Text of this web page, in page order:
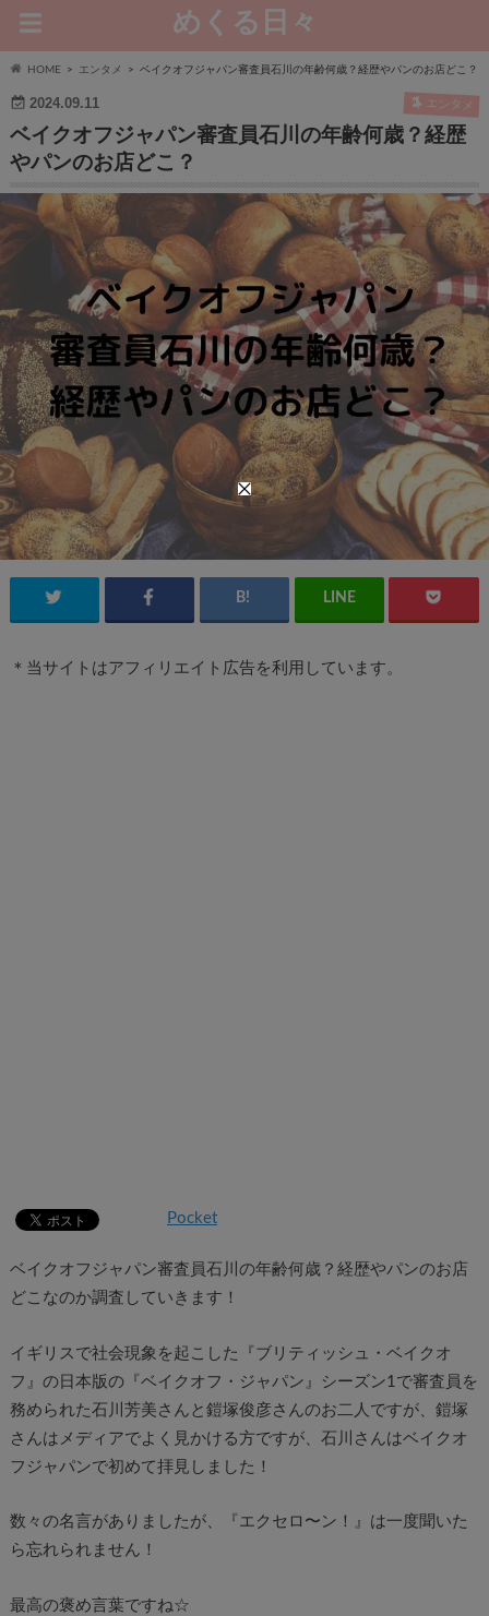
めくる日々
HOME エンタメ ベイクオフジャパン審査員石川の年齢何歳？経歴やパンのお店どこ？
2024.09.11 エンタメ
ベイクオフジャパン審査員石川の年齢何歳？経歴
やパンのお店どこ？
＊当サイトはアフィリエイト広告を利用しています。
Pocket
ベイクオフジャパン審査員石川の年齢何歳？経歴やパンのお店
どこなのか調査していきます！
イギリスで社会現象を起こした『ブリティッシュ・ベイクオ
フ』の日本版の『ベイクオフ・ジャパン』シーズン1で審査員を
務められた石川芳美さんと鎧塚俊彦さんのお二人ですが、鎧塚
さんはメディアでよく見かける方ですが、石川さんはベイクオ
フジャパンで初めて拝見しました！
数々の名言がありましたが、『エクセロ〜ン！』は一度聞いた
ら忘れられません！
最高の褒め言葉ですね☆